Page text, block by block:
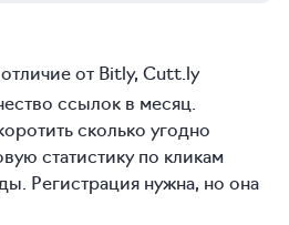
от Bitly, Cutt.ly
ссылок в месяц.
сколько угодно
статистику по кликам
Регистрация нужна, но она